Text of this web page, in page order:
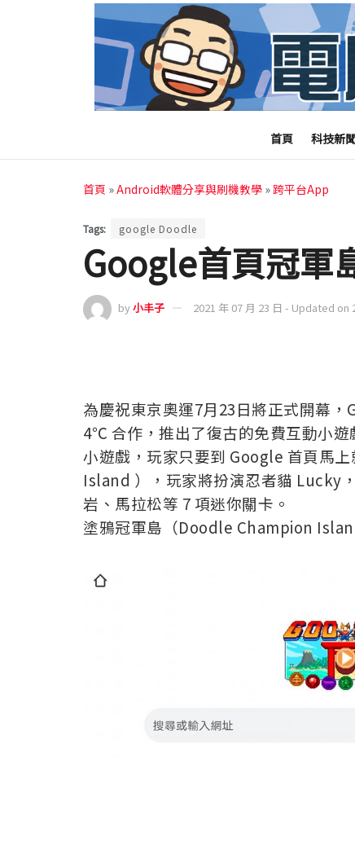
首頁 科技新
首頁 »Android軟體分享與刷機教學 »跨平台App
Tags: google Doodle
Google首頁冠軍
by小丰子 2021 年 07 月 23 日 - Updated on
為慶祝東京奧運7月23日將正式開幕
4℃ 合作，推出了復古的免費互動小
小遊戲，玩家只要到 Google 首頁馬上
Island ），玩家將扮演忍者貓 Lucky
岩、馬拉松等 7 項迷你關卡。
塗鴉冠軍島（Doodle Champion